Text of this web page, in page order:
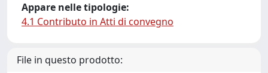
Appare nelle tipologie:
4.1 Contributo in Atti di convegno
File in questo prodotto: